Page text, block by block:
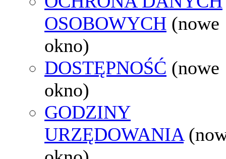
OSOBOWYCH (nowe
okno)
DOSTĘPNOŚĆ (nowe
okno)
GODZINY
URZĘDOWANIA